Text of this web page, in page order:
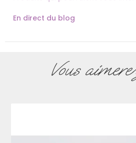
En direct du blog
Vous